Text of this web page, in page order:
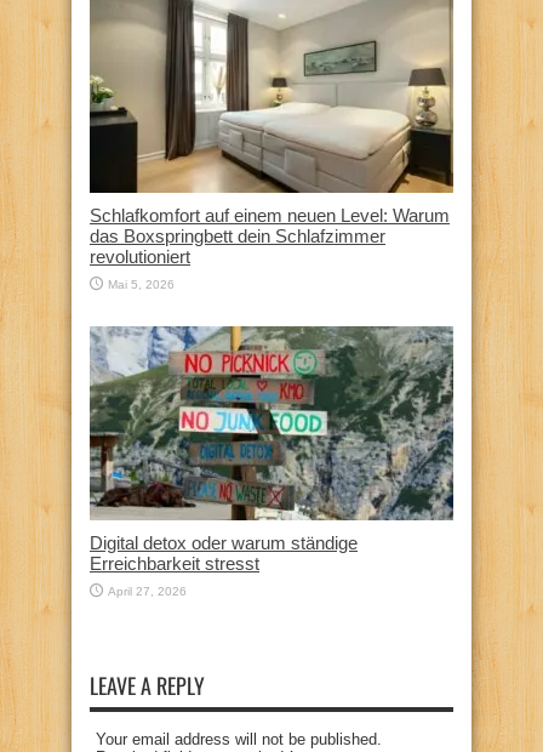
Schlafkomfort auf einem neuen Level: Warum
das Boxspringbett dein Schlafzimmer
revolutioniert
Mai 5, 2026
Digital detox oder warum ständige
Erreichbarkeit stresst
April 27, 2026
LEAVE A REPLY
Your email address will not be published.